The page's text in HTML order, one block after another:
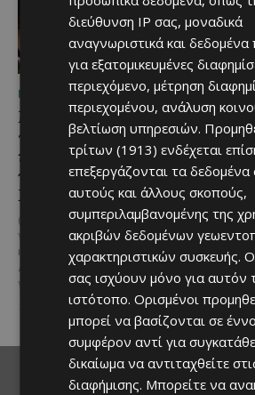
ΜΈΝΟΥΜΕ ΕΝΗΜΕΡΩΜΈΝΟΙ
Μια βραδιά γεμάτη
παράδοση, μουσική και
κέφι στον Δελίκηπο για
τη γιορτή του
Χρυσοσώτηρος
@menoumekypro Μια βραδιά
γεμάτη παράδοση, μουσική, χορό
και αυθεντικές γεύσεις στον
Δελίκηπο!
Το κρητικό
γλέντι,...
σου και
Αν
και δεν
διεύθυνση IP σας, μοναδικά
αναγνωριστικά και δεδομένα
για εξατομικευμένες
περιεχόμενο, μέτρηση
περιεχομένου, ανάλυση
βελτίωση υπηρεσιών.
τρίτων (1913) ενδέχεται
επεξεργάζονται τα δεδομένα
αυτούς και άλλους σκοπούς,
συμπεριλαμβανομένης της
ακριβών δεδομένων
χαρακτηριστικών συσκευής.
σας ισχύουν μόνο για αυτόν
ιστότοπο. Ορισμένοι
μπορεί να βασίζονται σε
συμφέρον αντί για
δικαίωμα να αντιταχθείτε
διαφήμισης. Μπορείτε να